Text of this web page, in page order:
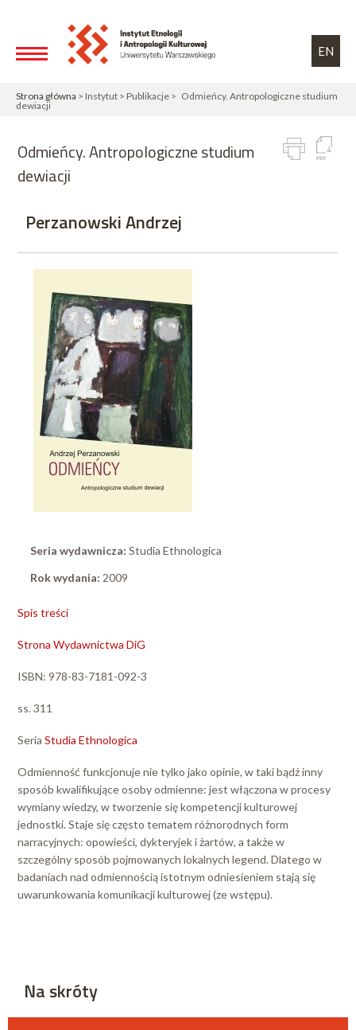
EN
Strona główna > Instytut > Publikacje > Odmieńcy. Antropologiczne studium
dewiacji
Odmieńcy. Antropologiczne studium
dewiacji
Perzanowski Andrzej
Seria wydawnicza: Studia Ethnologica
Rok wydania: 2009
Spis treści
Strona Wydawnictwa DiG
ISBN: 978-83-7181-092-3
ss. 311
Seria Studia Ethnologica
Odmienność funkcjonuje nie tylko jako opinie, w taki bądź inny
sposób kwalifikujące osoby odmienne: jest włączona w procesy
wymiany wiedzy, w tworzenie się kompetencji kulturowej
jednostki. Staje się często tematem różnorodnych form
narracyjnych: opowieści, dykteryjek i żartów, a także w
szczególny sposób pojmowanych lokalnych legend. Dlatego w
badaniach nad odmiennością istotnym odniesieniem stają się
uwarunkowania komunikacji kulturowej (ze wstępu).
Na skróty